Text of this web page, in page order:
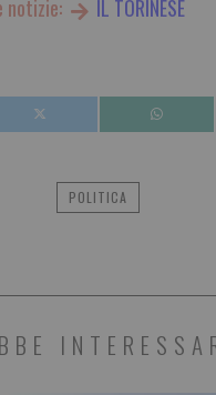
notizie: IL TORINESE
POLITICA